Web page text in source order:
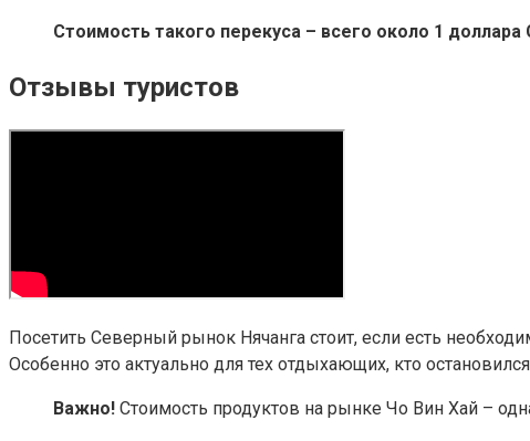
Стоимость такого перекуса – всего около 1
Отзывы туристов
Посетить Северный рынок Нячанга стоит, если есть
Особенно это актуально для тех отдыхающих, кто
Важно! Стоимость продуктов на рынке Чо Вин Хай –